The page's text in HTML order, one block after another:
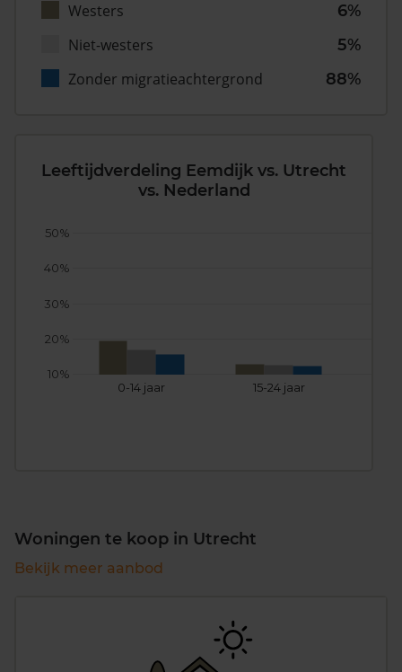
Westers
6%
Niet-westers
5%
Zonder migratieachtergrond
88%
Leeftijdverdeling Eemdijk vs. Utrecht
vs. Nederland
0-14 jaar 15-24 jaar
10%
20%
30%
40%
50%
Woningen te koop in Utrecht
Bekijk meer aanbod